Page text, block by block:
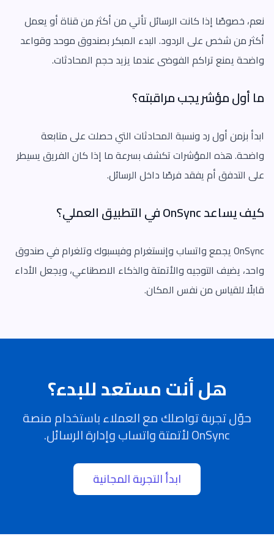
نعم، خصوصًا إذا كانت الرسائل تأتي من أكثر من قناة أو يعمل
أكثر من شخص على الردود. البدء المبكر بصندوق موحد وقواعد
واضحة يمنع تراكم الفوضى عندما يزيد حجم المحادثات.
ما أول مؤشر يجب مراقبته؟
ابدأ بزمن أول رد ونسبة المحادثات التي حصلت على متابعة
واضحة. هذه المؤشرات تكشف بسرعة ما إذا كان الفريق يسيطر
على التدفق أم يفقد فرصًا داخل الرسائل.
كيف يساعد OnSync في التطبيق العملي؟
OnSync يجمع واتساب وإنستغرام وفيسبوك وتلغرام في صندوق
واحد، يضيف التوجيه والأتمتة والذكاء الاصطناعي، ويجعل الأداء
قابلًا للقياس من نفس المكان.
هل أنت مستعد للبدء؟
حوّل تجربة تواصلك مع العملاء باستخدام منصة
OnSync لأتمتة واتساب وإدارة الرسائل.
ابدأ التجربة المجانية